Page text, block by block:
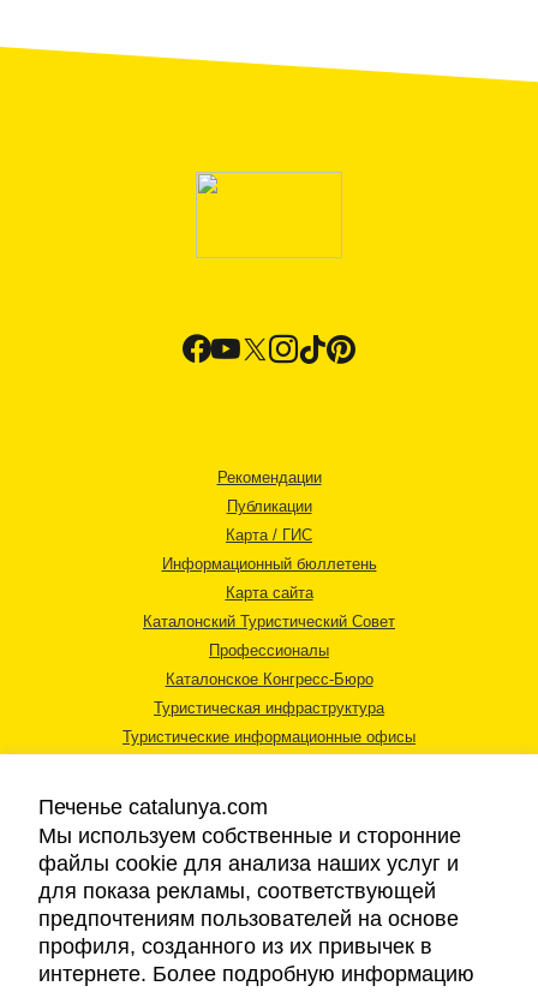
Рекомендации
Публикации
Карта / ГИС
Информационный бюллетень
Карта сайта
Каталонский Туристический Совет
Профессионалы
Каталонское Конгресс-Бюро
Туристическая инфраструктура
Туристические информационные офисы
Правовая информация
Cookies
Печенье catalunya.com
Мы используем собственные и сторонние
файлы cookie для анализа наших услуг и
для показа рекламы, соответствующей
предпочтениям пользователей на основе
профиля, созданного из их привычек в
интернете. Более подробную информацию